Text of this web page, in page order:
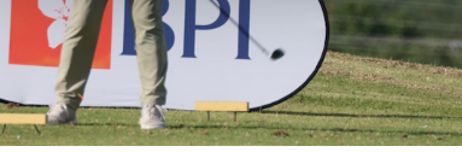
Adicionalmente partilhamos informação, relativa à
e organizações na UE e em países terceiros.
O ACP garantirá que as transferências
consentimento e quando tal se afigure estritamente